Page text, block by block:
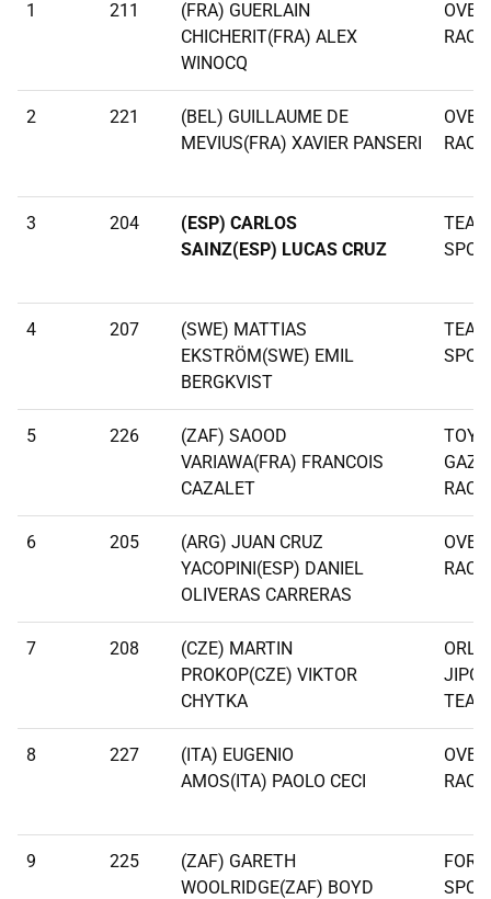
1 211
(FRA) GUERLAIN
CHICHERIT(FRA) ALEX
WINOCQ
2 221
(BEL) GUILLAUME DE
MEVIUS(FRA) XAVIER PANSERI
3 204
(ESP) CARLOS
SAINZ(ESP) LUCAS CRUZ
4 207
(SWE) MATTIAS
EKSTRÖM(SWE) EMIL
BERGKVIST
5 226
(ZAF) SAOOD
VARIAWA(FRA) FRANCOIS
CAZALET
6 205
(ARG) JUAN CRUZ
YACOPINI(ESP) DANIEL
OLIVERAS CARRERAS
7 208
(CZE) MARTIN
PROKOP(CZE) VIKTOR
CHYTKA
TEAM
8 227
(ITA) EUGENIO
AMOS(ITA) PAOLO CECI
9 225
(ZAF) GARETH
WOOLRIDGE(ZAF) BOYD